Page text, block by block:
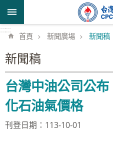
跳到主要內容區塊
::::::
首頁 新聞廣場 新聞稿
新聞稿
台灣中油公司公
化石油氣價格
刊登日期：113-10-01